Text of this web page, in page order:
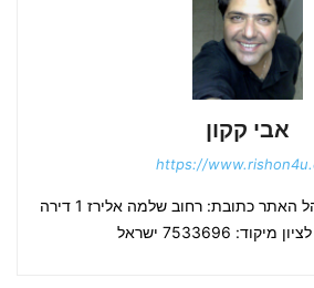
אבי קקון
https://
אבי קקון - בעלים ומנהל האתר כתובת: רחוב שלמה אלירז 1 דירה